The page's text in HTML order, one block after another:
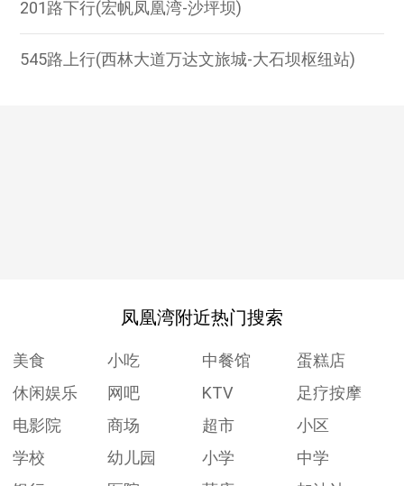
201路下行(宏帆凤凰湾-沙坪坝)
545路上行(西林大道万达文旅城-大石坝枢纽站)
凤凰湾附近热门搜索
美食 小吃 中餐馆
蛋糕店
休闲娱乐
网吧 KTV
足疗按摩
电影院
商场 超市
小区
学校
幼儿园 小学
中学